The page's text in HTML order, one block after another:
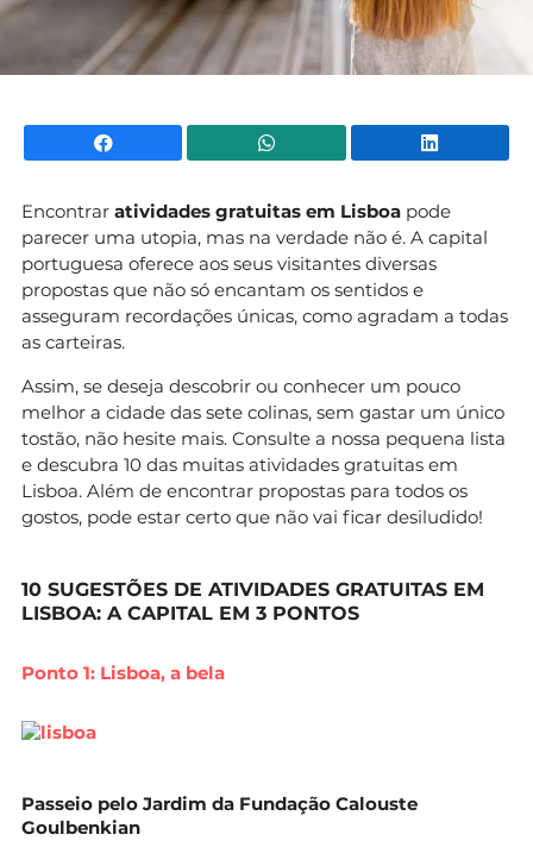
Facebook WhatsApp
Encontrar atividades gratuitas em Lisboa pode
parecer uma utopia, mas na verdade não é. A capital
portuguesa oferece aos seus visitantes diversas
propostas que não só encantam os sentidos e
asseguram recordações únicas, como agradam a todas
as carteiras.
Assim, se deseja descobrir ou conhecer um pouco
melhor a cidade das sete colinas, sem gastar um único
tostão, não hesite mais. Consulte a nossa pequena lista
e descubra 10 das muitas atividades gratuitas em
Lisboa. Além de encontrar propostas para todos os
gostos, pode estar certo que não vai ficar desiludido!
10 SUGESTÕES DE ATIVIDADES GRATUITAS EM
LISBOA: A CAPITAL EM 3 PONTOS
Ponto 1: Lisboa, a bela
Passeio pelo Jardim da Fundação Calouste
Goulbenkian